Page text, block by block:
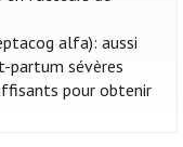
alfa): aussi
partum sévères
pour obtenir